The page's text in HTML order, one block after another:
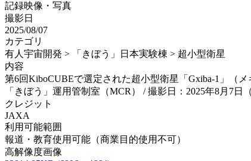
記録映像・写真
撮影日
2025/08/07
カテゴリ
有人宇宙開発 > 「きぼう」日本実験棟 > 超小型衛星
内容
第6回KiboCUBEで選定された超小型衛星「Gxiba-1」（
「きぼう」運用管制室（MCR） / 撮影日：2025年8月7日
クレジット
JAXA
利用可能範囲
報道・教育使用可能（商業目的使用不可）
高解像度画像